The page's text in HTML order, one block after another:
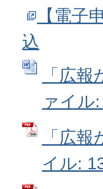
【電子
込
「広
ァイル
「広
イル: